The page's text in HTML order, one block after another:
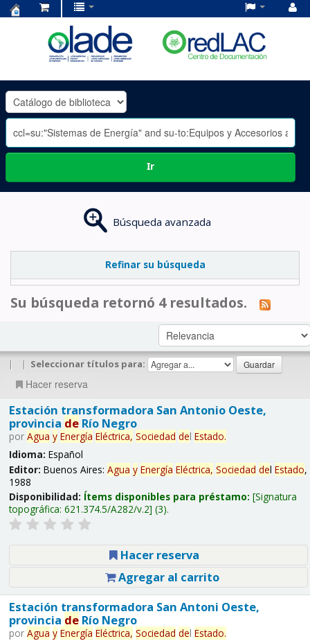
OLADE
-
Ir
Búsqueda avanzada
Refinar su búsqueda
Su búsqueda retornó 4 resultados.
| | Seleccionar títulos para:
Hacer reserva
Estación transformadora San Antonio Oeste,
provincia deRío Negro
por Agua y Energía Eléctrica, Sociedad del Estado.
Idioma: Español
Editor: Buenos Aires: Agua y Energía Eléctrica, Sociedad del Estado,
1988
Disponibilidad: Ítems disponibles para préstamo: Signatura
topográfica: 621.374.5/A282/v.2 (3).
Hacer reserva
Agregar al carrito
Estación transformadora San Antoni Oeste,
provincia deRío Negro
por Agua y Energía Eléctrica, Sociedad del Estado.